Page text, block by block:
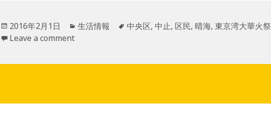
投
稿
2016年2月1日
カ
リ
生活情報
タ
中央区, 中止, 区民,晴海,東京湾大華火祭
Leave a comment